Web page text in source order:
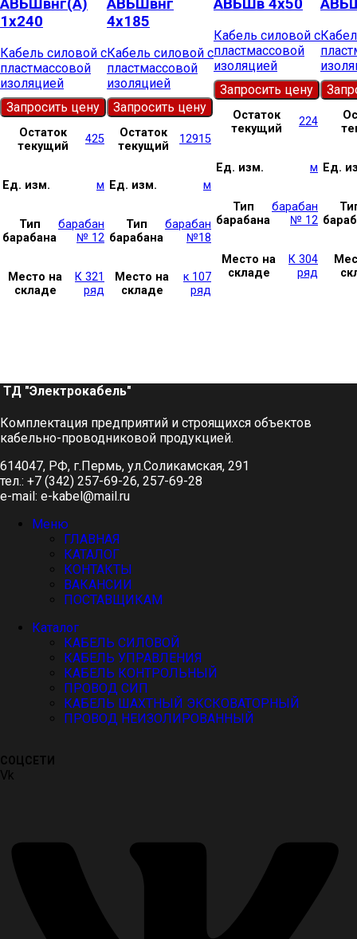
АВБШвнг(А)
1х240
Кабель силовой с
пластмассовой
изоляцией
Запросить цену
Остаток
текущий
425
Ед. изм. м
Тип
барабана
барабан
№ 12
Место на
складе
К 321
ряд
АВБШвнг
4х185
Кабель силовой с
пластмассовой
изоляцией
Запросить цену
Остаток
текущий
12915
Ед. изм. м
Тип
барабана
барабан
№18
Место на
складе
к 107
ряд
АВБШв 4х50
Кабель силовой с
пластмассовой
изоляцией
Запросить цену
Остаток
текущий
224
Ед. изм. м
Тип
барабана
барабан
№ 12
Место на
складе
К 304
ряд
Ед.
ТД "Электрокабель"​
Комплектация предприятий и строящихся объектов
кабельно-проводниковой продукцией.
614047, РФ, г.Пермь, ул.Соликамская, 291
тел.: +7 (342) 257-69-26, 257-69-28
e-mail: e-kabel@mail.ru
Меню
ГЛАВНАЯ
КАТАЛОГ
КОНТАКТЫ
ВАКАНСИИ
ПОСТАВЩИКАМ
Каталог
КАБЕЛЬ СИЛОВОЙ
КАБЕЛЬ УПРАВЛЕНИЯ
КАБЕЛЬ КОНТРОЛЬНЫЙ
ПРОВОД СИП
КАБЕЛЬ ШАХТНЫЙ ЭКСКОВАТОРНЫЙ
ПРОВОД НЕИЗОЛИРОВАННЫЙ
СОЦСЕТИ
Vk